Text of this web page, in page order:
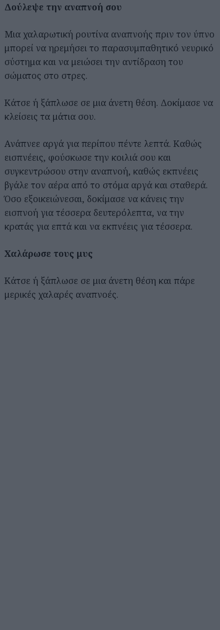
Δούλεψε την αναπνοή σου
Μια χαλαρωτική ρουτίνα αναπνοής πριν τον ύπνο
μπορεί να ηρεμήσει το παρασυμπαθητικό νευρικό
σύστημα και να μειώσει την αντίδραση του
σώματος στο στρες.
Κάτσε ή ξάπλωσε σε μια άνετη θέση. Δοκίμασε να
κλείσεις τα μάτια σου.
Ανάπνεε αργά για περίπου πέντε λεπτά. Καθώς
εισπνέεις, φούσκωσε την κοιλιά σου και
συγκεντρώσου στην αναπνοή, καθώς εκπνέεις
βγάλε τον αέρα από το στόμα αργά και σταθερά.
Όσο εξοικειώνεσαι, δοκίμασε να κάνεις την
εισπνοή για τέσσερα δευτερόλεπτα, να την
κρατάς για επτά και να εκπνέεις για τέσσερα.
Χαλάρωσε τους μυς
Κάτσε ή ξάπλωσε σε μια άνετη θέση και πάρε
μερικές χαλαρές αναπνοές.